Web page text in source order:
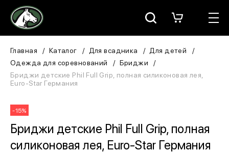
Москва
Для всадника
ЗООТОВАРЫ
Главная Каталог Для всадника
Для детей
Одежда для соревнований
Бриджи
Бриджи детские Phil Full Grip, полная силиконовая лея,
Euro-Star Германия
-15%
Бриджи детские Phil Full Grip, полная
силиконовая лея, Euro-Star Германия